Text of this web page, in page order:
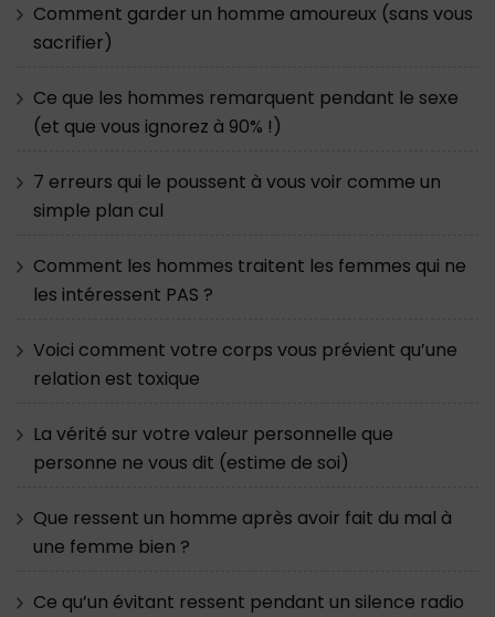
Comment garder un homme amoureux (sans vous
sacrifier)
Ce que les hommes remarquent pendant le sexe
(et que vous ignorez à 90% !)
7 erreurs qui le poussent à vous voir comme un
simple plan cul
Comment les hommes traitent les femmes qui ne
les intéressent PAS ?
Voici comment votre corps vous prévient qu’une
relation est toxique
La vérité sur votre valeur personnelle que
personne ne vous dit (estime de soi)
Que ressent un homme après avoir fait du mal à
une femme bien ?
Ce qu’un évitant ressent pendant un silence radio